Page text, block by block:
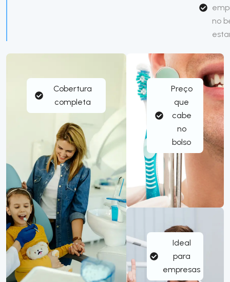
Cobertura
completa
Preço
que
cabe
no
bolso
Ideal
para
empresas
no